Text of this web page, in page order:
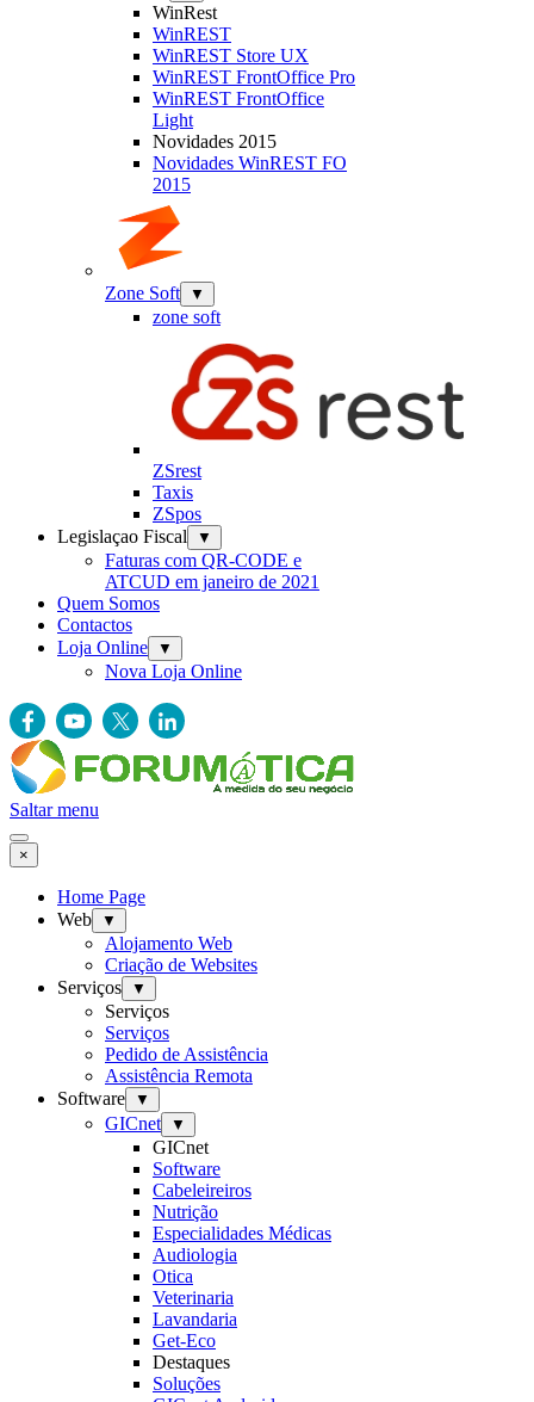
WinRest
WinREST
WinREST Store UX
WinREST FrontOffice Pro
WinREST FrontOffice
Light
Novidades 2015
Novidades WinREST FO
2015
Zone Soft ▼
zone soft
ZSrest
Taxis
ZSpos
Legislaçao Fiscal
▼
Faturas com QR-CODE e
ATCUD em janeiro de 2021
Quem Somos
Contactos
Loja Online
▼
Nova Loja Online
Saltar menu
×
Home Page
Web
▼
Alojamento Web
Criação de Websites
Serviços
▼
Serviços
Serviços
Pedido de Assistência
Assistência Remota
Software
▼
GICnet ▼
GICnet
Software
Cabeleireiros
Nutrição
Especialidades Médicas
Audiologia
Otica
Veterinaria
Lavandaria
Get-Eco
Destaques
Soluções